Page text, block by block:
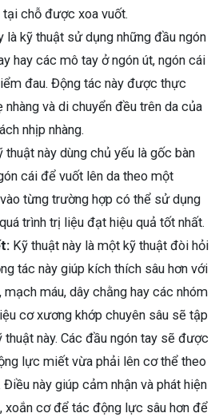
chỗ được xoa vuốt.
là kỹ thuật sử dụng những đầu ngón
hay các mô tay ở ngón út, ngón cái
đau. Động tác này được thực
nhàng và di chuyển đều trên da của
nhịp nhàng.
thuật này dùng chủ yếu là gốc bàn
cái để vuốt lên da theo một
từng trường hợp có thể sử dụng
trình trị liệu đạt hiệu quả tốt nhất.
Kỹ thuật này là một kỹ thuật đòi hỏi
tác này giúp kích thích sâu hơn với
mạch máu, dây chằng hay các nhóm
cơ xương khớp chuyên sâu sẽ tập
thuật này. Các đầu ngón tay sẽ được
lực miết vừa phải lên cơ thể theo
này giúp cảm nhận và phát hiện
xoắn cơ để tác động lực sâu hơn để